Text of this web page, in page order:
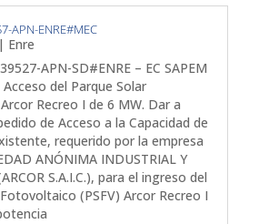
APN-ENRE#MEC
| Enre
APN-SD#ENRE – EC SAPEM
del Parque Solar
Recreo I de 6 MW. Dar a
de Acceso a la Capacidad de
requerido por la empresa
ANÓNIMA INDUSTRIAL Y
S.A.I.C.), para el ingreso del
(PSFV) Arcor Recreo I